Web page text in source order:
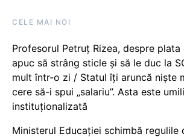
CELE MAI NOI
Profesorul Petruț Rizea, despre plata
apuc să strâng sticle și să le duc la
mult într-o zi / Statul îți aruncă niște
cere să-i spui „salariu”. Asta este
instituționalizată
Ministerul Educației schimbă regulile